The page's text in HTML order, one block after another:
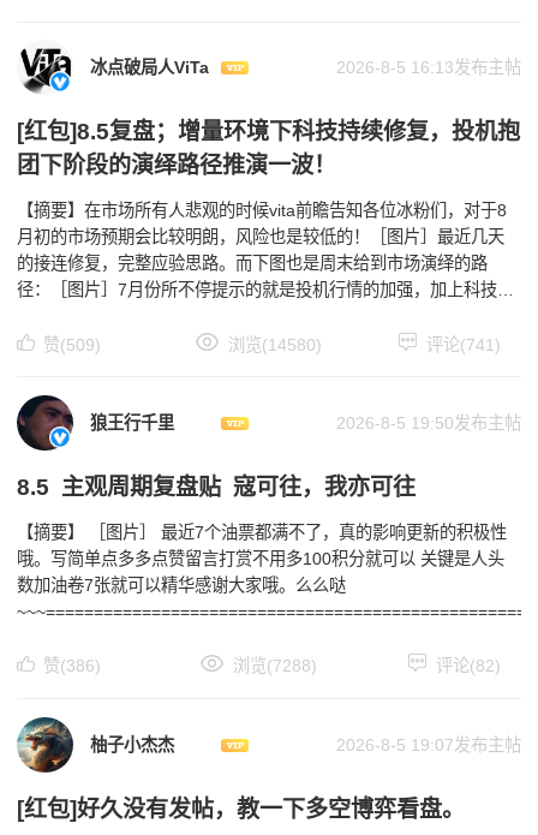
冰点破局人ViTa 2026-8-5 16:13发布主帖
[红包]8.5复盘；增量环境下科技持续修复，投机抱
团下阶段的演绎路径推演一波！
【摘要】在市场所有人悲观的时候vita前瞻告知各位冰粉们，对于8
月初的市场预期会比较明朗，风险也是较低的！［图片］最近几天
的接连修复，完整应验思路。而下图也是周末给到市场演绎的路
径：［图片］7月份所不停提示的就是投机行情的加强，加上科技方
赞(509)
浏览(14580) 评论(741)
狼王行千里 2026-8-5 19:50发布主帖
8.5 主观周期复盘贴 寇可往，我亦可往
【摘要】 ［图片］ 最近7个油票都满不了，真的影响更新的积极性
哦。写简单点多多点赞留言打赏不用多100积分就可以 关键是人头
数加油卷7张就可以精华感谢大家哦。么么哒
赞(386) 浏览(7288) 评论(82)
柚子小杰杰 2026-8-5 19:07发布主帖
[红包]好久没有发帖，教一下多空博弈看盘。